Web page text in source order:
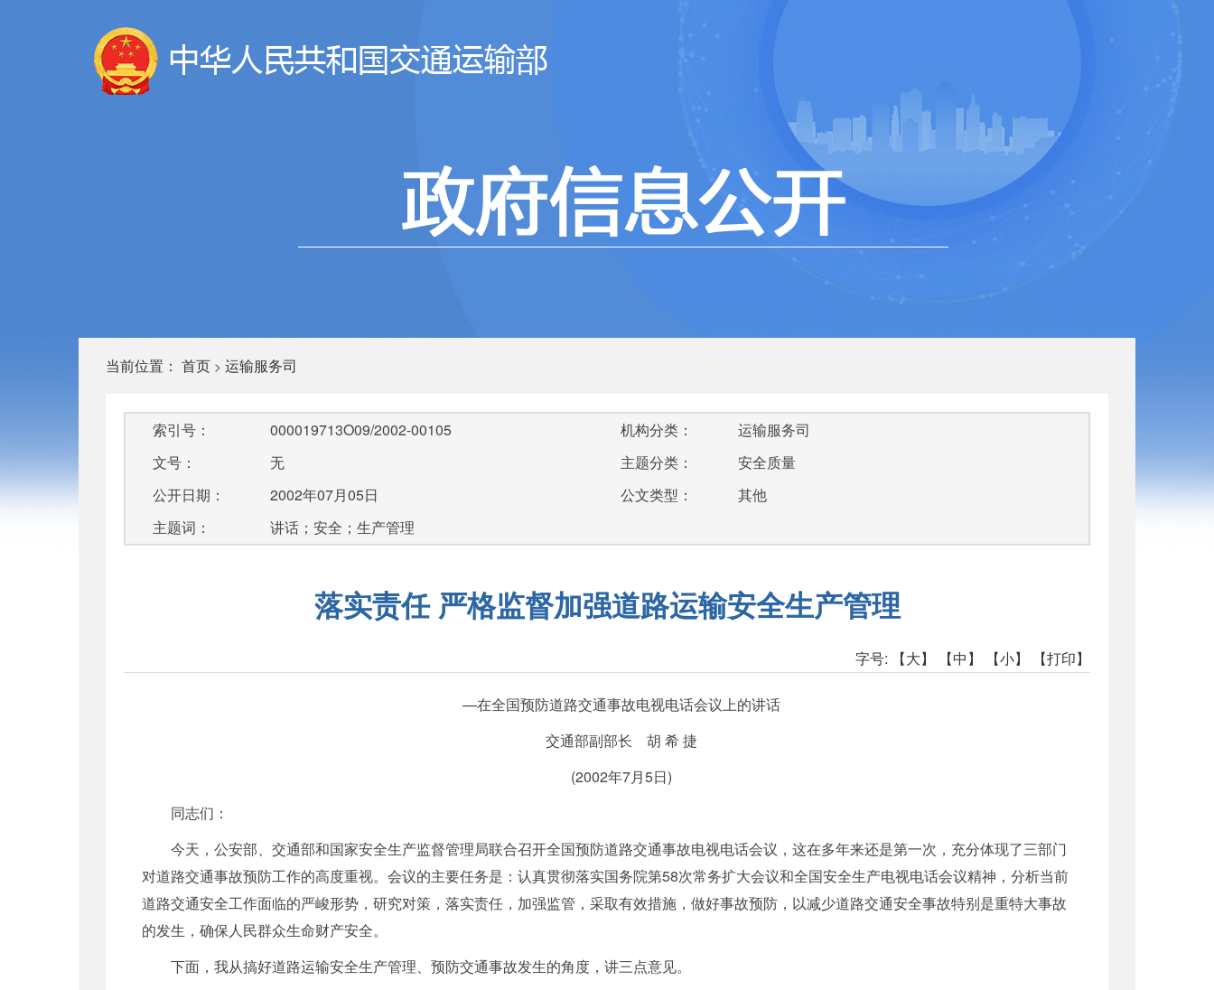
当前位置： 首页 > 运输服务司
索引号：
000019713O09/2002-00105
文号：
无
公开日期：
2002年07月05日
主题词：
讲话；安全；生产管理
机构分类：
运输服务司
主题分类：
安全质量
公文类型：
其他
落实责任 严格监督加强道路运输安全生产管理
字号: 【大】 【中】 【小】 【打印】
—在全国预防道路交通事故电视电话会议上的讲话
交通部副部长 胡 希 捷
(2002年7月5日)
同志们：
今天，公安部、交通部和国家安全生产监督管理局联合召开全国预防道路交通事故电视电话会议，这在多年来还是第一次，充分体现了三部门
对道路交通事故预防工作的高度重视。会议的主要任务是：认真贯彻落实国务院第58次常务扩大会议和全国安全生产电视电话会议精神，分析当前
道路交通安全工作面临的严峻形势，研究对策，落实责任，加强监管，采取有效措施，做好事故预防，以减少道路交通安全事故特别是重特大事故
的发生，确保人民群众生命财产安全。
下面，我从搞好道路运输安全生产管理、预防交通事故发生的角度，讲三点意见。